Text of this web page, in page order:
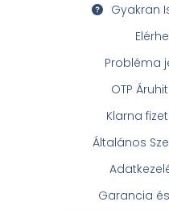
Gyakran
Probléma
OTP
Klarna
Általános
Garancia